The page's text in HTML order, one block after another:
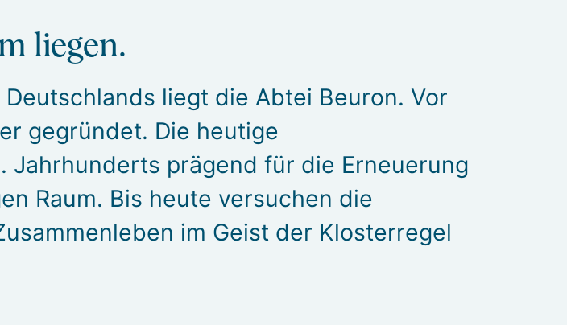
liegen.
liegt die Abtei Beuron. Vor
gegründet. Die heutige
Jahrhunderts prägend für die Erneuerung
Raum. Bis heute versuchen die
im Geist der Klosterregel